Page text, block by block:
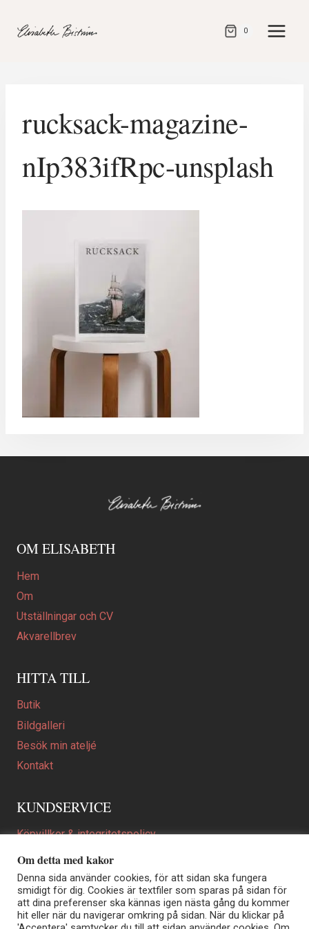
direkt
0
rucksack-magazine-
nIp383ifRpc-unsplash
OM ELISABETH
Hem
Om
Utställningar och CV
Akvarellbrev
HITTA TILL
Butik
Bildgalleri
Besök min ateljé
Kontakt
KUNDSERVICE
Köpvillkor & integritetspolicy
Att beställa ett personligt utformat konstverk
En personligare gåva
FAQ
Om detta med kakor
Denna sida använder cookies, för att sidan ska fungera
smidigt för dig. Cookies är textfiler som sparas på sidan för
att dina preferenser ska kännas igen nästa gång du kommer
hit eller när du navigerar omkring på sidan. När du klickar på